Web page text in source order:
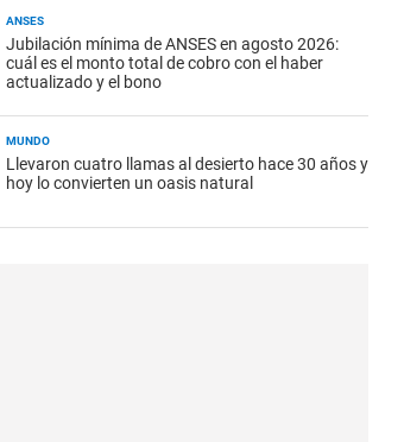
ANSES
Jubilación mínima de ANSES en agosto 2026:
cuál es el monto total de cobro con el haber
actualizado y el bono
MUNDO
Llevaron cuatro llamas al desierto hace 30 años y
hoy lo convierten un oasis natural